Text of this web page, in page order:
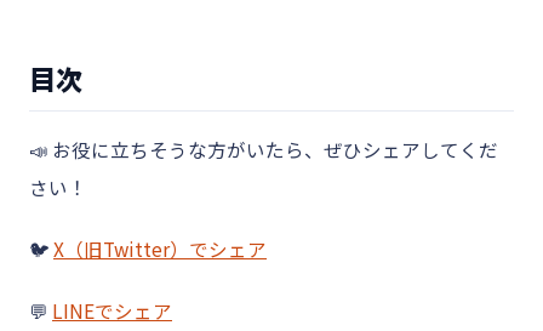
目次
📣 お役に立ちそうな方がいたら、ぜひシェアしてくだ
さい！
🐦X（旧Twitter）でシェア
💬 LINEでシェア